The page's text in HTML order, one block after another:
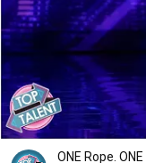
ONE Rope.